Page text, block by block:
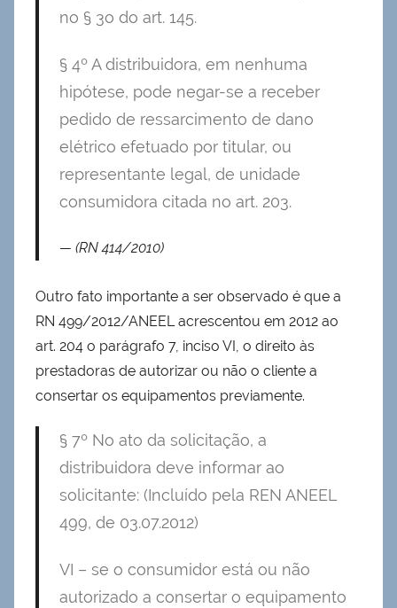
no § 3o do art. 145.
§ 4º A distribuidora, em nenhuma
hipótese, pode negar-se a receber
pedido de ressarcimento de dano
elétrico efetuado por titular, ou
representante legal, de unidade
consumidora citada no art. 203.
(RN 414/2010)
Outro fato importante a ser observado é que a
RN 499/2012/ANEEL acrescentou em 2012 ao
art. 204 o parágrafo 7, inciso VI, o direito às
prestadoras de autorizar ou não o cliente a
consertar os equipamentos previamente.
§ 7º No ato da solicitação, a
distribuidora deve informar ao
solicitante: (Incluído pela REN ANEEL
499, de 03.07.2012)
VI – se o consumidor está ou não
autorizado a consertar o equipamento